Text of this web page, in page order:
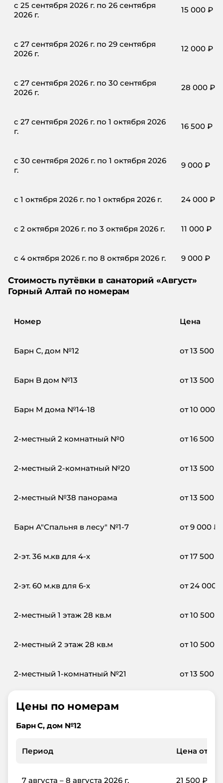
с 25 сентября 2026 г. по 26 сентября
2026 г.
15 000 ₽
с 27 сентября 2026 г. по 29 сентября
2026 г.
12 000 ₽
с 27 сентября 2026 г. по 30 сентября
2026 г.
28 000 ₽
с 27 сентября 2026 г. по 1 октября 2026
г.
16 500 ₽
с 30 сентября 2026 г. по 1 октября 2026
г.
9 000 ₽
с 1 октября 2026 г. по 1 октября 2026 г. 24 000 ₽
с 2 октября 2026 г. по 3 октября 2026 г. 11 000 ₽
с 4 октября 2026 г. по 8 октября 2026 г. 9 000 ₽
Стоимость путёвки в санаторий «Август»
Горный Алтай по номерам
Номер Цена
Барн С, дом №12 от13 500
Барн B дом №13 от13 500
Барн М дома №14-18 от10 000
2-местный 2 комнатный №0 от16 500
2-местный 2-комнатный №20 от13 500
2-местный №38 панорама от13 500
Барн А"Спальня в лесу" №1-7 от9 000 ₽
2-эт. 36 м.кв для 4-х от17 500
2-эт. 60 м.кв для 6-х от24 000
2-местный 1 этаж 28 кв.м от10 500
2-местный 2 этаж 28 кв.м от10 500
2-местный 1-комнатный №21 от13 500
Цены по номерам
Барн С, дом №12
Период Цена от, ₽/
7 августа – 8 августа 2026 г. 21 500 ₽